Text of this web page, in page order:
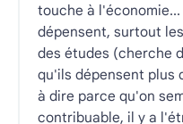
touche à
dépensent, surtout
des études (cherche
qu'ils dépensent plus
à dire parce qu'on
contribuable, il y a